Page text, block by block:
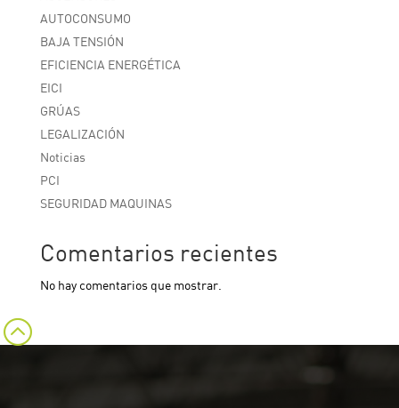
AUTOCONSUMO
BAJA TENSIÓN
EFICIENCIA ENERGÉTICA
EICI
GRÚAS
LEGALIZACIÓN
Noticias
PCI
SEGURIDAD MAQUINAS
Comentarios recientes
No hay comentarios que mostrar.
: